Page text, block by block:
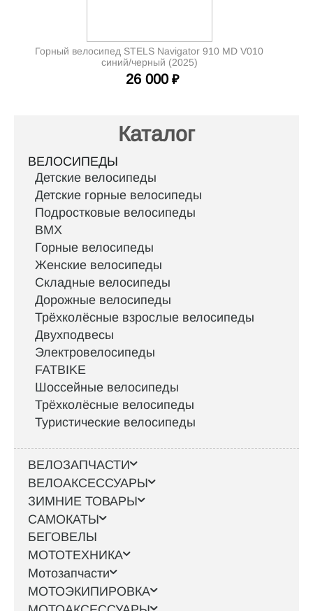
Горный велосипед STELS Navigator 910 MD V010
синий/черный (2025)
26 000 ₽
Каталог
ВЕЛОСИПЕДЫ
Детские велосипеды
Детские горные велосипеды
Подростковые велосипеды
BMX
Горные велосипеды
Женские велосипеды
Складные велосипеды
Дорожные велосипеды
Трёхколёсные взрослые велосипеды
Двухподвесы
Электровелосипеды
FATBIKE
Шоссейные велосипеды
Трёхколёсные велосипеды
Туристические велосипеды
ВЕЛОЗАПЧАСТИ
ВЕЛОАКСЕССУАРЫ
ЗИМНИЕ ТОВАРЫ
САМОКАТЫ
БЕГОВЕЛЫ
МОТОТЕХНИКА
Мотозапчасти
МОТОЭКИПИРОВКА